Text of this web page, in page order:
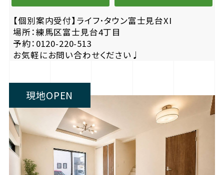
【個別案内受付】ライフ･タウン富士見台XI
場所：練馬区富士見台4丁目
予約：0120-220-513
お気軽にお問い合わせください♩
現地OPEN